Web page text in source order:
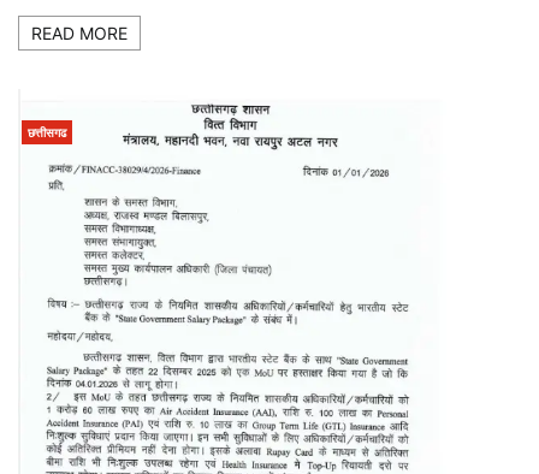
READ MORE
छत्तीसगढ